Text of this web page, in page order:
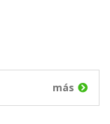
más